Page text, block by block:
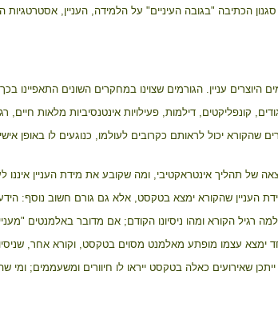
הכתיבה "בגובה העיניים" על הלמידה, העניין, אסטרטגיות
היוצרים עניין. הגורמים שצוינו במחקרים השונים
קונפליקטים, דילמות, פעילויות אינטנסיביות מלאות
שהקורא יכול לראותם כקרובים לעולמו, כנוגעים לו באופן
של תהליך אינטראקטיבי, ומה שקובע את מידת העניין
העניין שהקורא ימצא בטקסט, אלא גם גורם חשוב נוסף:
רגיל הקורא ומהו ניסיונו הקודם; אם מדובר באלמנטים
עצמו מופתע מאלמנט מסוים בטקסט, וקורא אחר, שניסיונו
ייתכן שאירועים כאלה בטקסט ייראו לו חיוורים ומשעממים;